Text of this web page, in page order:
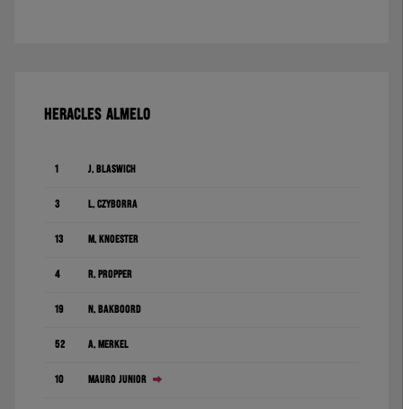
HERACLES ALMELO
1 J. Blaswich
3 L. Czyborra
13 M. Knoester
4 R. Pröpper
19 N. Bakboord
52 A. Merkel
10 Mauro Júnior